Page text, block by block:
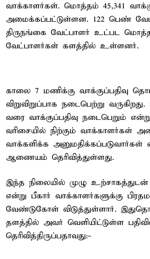
வாக்காளர்கள். மொத்தம் 45,341
அமைக்கப்பட்டுள்ளன. 122 பெண்
திருநங்கை வேட்பாளர் உட்பட
வேட்பாளர்கள் களத்தில் உள்ளனர்.
காலை 7 மணிக்கு வாக்குப்பதிவு
விறுவிறுப்பாக நடைபெற்று
வரை வாக்குப்பதிவு நடைபெறும்
வரிசையில் நிற்கும் வாக்காளர்கள்
வாக்களிக்க அனுமதிக்கப்படுவார்கள்
ஆணையம் தெரிவித்துள்ளது.
இந்த நிலையில் முழு உற்சாகத்துடன்
என்று பீகார் வாக்காளர்களுக்கு
வேண்டுகோள் விடுத்துள்ளார்.
தளத்தில் அவர் வெளியிட்டுள்ள
தெரிவித்திருப்பதாவது:-